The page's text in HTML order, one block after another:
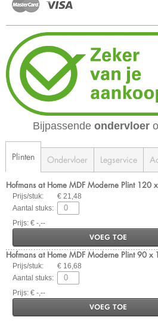
Bijpassende ondervloer
Plinten Ondervloer Legservice
Hofmans at Home MDF Moderne Plint 120
Prijs/stuk:
€ 21,48
Aantal stuks:
Prijs: € -,--
VOEG TOE
Hofmans at Home MDF Moderne Plint 90 x
Prijs/stuk:
€ 16,68
Aantal stuks:
Prijs: € -,--
VOEG TOE